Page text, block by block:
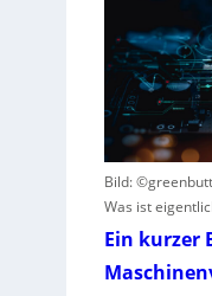
n
s
V
i
s
i
e
r
n
e
e
r
e
n
t
s
t
e
h
t
s
c
h
e
G
e
l
Bild:
Was ist
Ein kurzer